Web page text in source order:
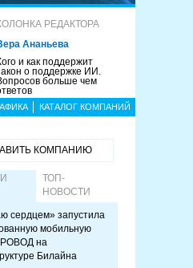
РЕДАКТОРА
Ананьева
и как поддержит
о поддержке ИИ.
больше чем
КАТАЛОГ КОМПАНИЙ
КОМПАНИЮ
ТОП-
НОВОСТИ
сердцем» запустила
мобильную
на
Билайна